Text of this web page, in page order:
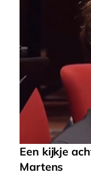
Een kijkje
Martens